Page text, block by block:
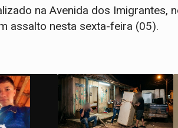
na Avenida dos Imigrantes,
assalto nesta sexta-feira (05).